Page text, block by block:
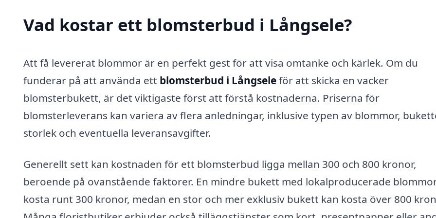
Vad kostar ett blomsterbud i Långsele?
Att få levererat blommor är en perfekt gest för att visa omtanke och kärlek. Om du
funderar på att använda ett blomsterbud i Långseleför att skicka en vacker
blomsterbukett, är det viktigaste först att förstå kostnaderna. Priserna för
blomsterleverans kan variera av flera anledningar, inklusive typen av blommor,
storlek och eventuella leveransavgifter.
Generellt sett kan kostnaden för ett blomsterbud ligga mellan 300 och 800 kronor,
beroende på ovanstående faktorer. En mindre bukett med lokalproducerade
kosta runt 300 kronor, medan en stor och mer exklusiv bukett kan kosta över 800